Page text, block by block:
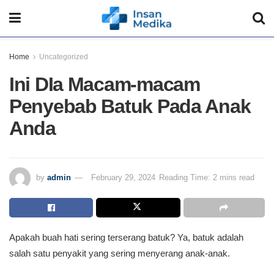
Home Uncategorized
Ini DIa Macam-macam
Penyebab Batuk Pada Anak
Anda
by admin February 29, 2024 Reading Time: 2 mins read
Apakah buah hati sering terserang batuk? Ya, batuk adalah
salah satu penyakit yang sering menyerang anak-anak.